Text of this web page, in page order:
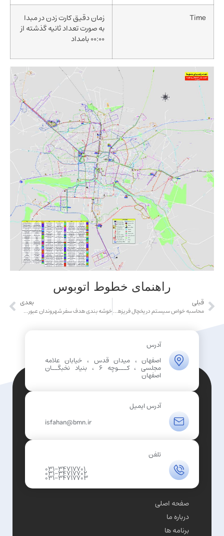
زمان دقیق کارت زدن در مبدا
به صورت تعداد ثانیه گذشته از
راهنمای خطوط اتوبوس
قبلی
محاسبه خواص سیستم در یخچال فریزهای شرکت اسنوا خوشه بندی هدف سفر شهروندان عبوری از مرکز شهر اصفهان
اصفهان ، میدان قدس ، خیابان علامه
مجلسی ، کـــوچه 6 ، بنیاد نخبگــان
اصفهان
آدرس ایمیل
isfahan@bmn.ir
031-34717701
031-34717702
031-34717703
صفحه اصلی
درباره ما
برنامه ها